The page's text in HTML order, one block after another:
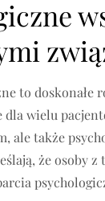
to doskonałe
dla wielu
ale także
że osoby